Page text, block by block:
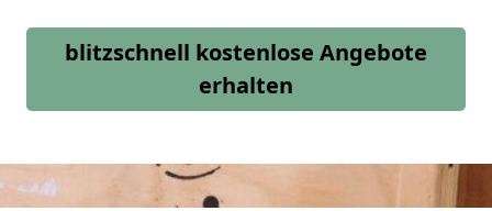
blitzschnell kostenlose Angebote
erhalten